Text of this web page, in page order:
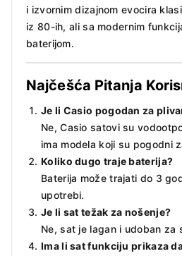
i izvornim dizajnom evocira
iz 80-ih, ali sa modernim
baterijom.
Najčešća Pitanja
Je li Casio pogodan za
Ne, Casio satovi su
ima modela koji su pogodni
Koliko dugo traje baterija?
Baterija može trajati do 3
upotrebi.
Je li sat težak za nošenje?
Ne, sat je lagan i udoban za
Ima li sat funkciju prikaza